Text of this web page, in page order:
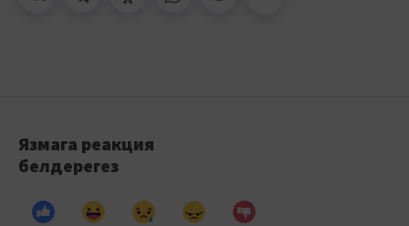
Язмага реакция
белдерегез